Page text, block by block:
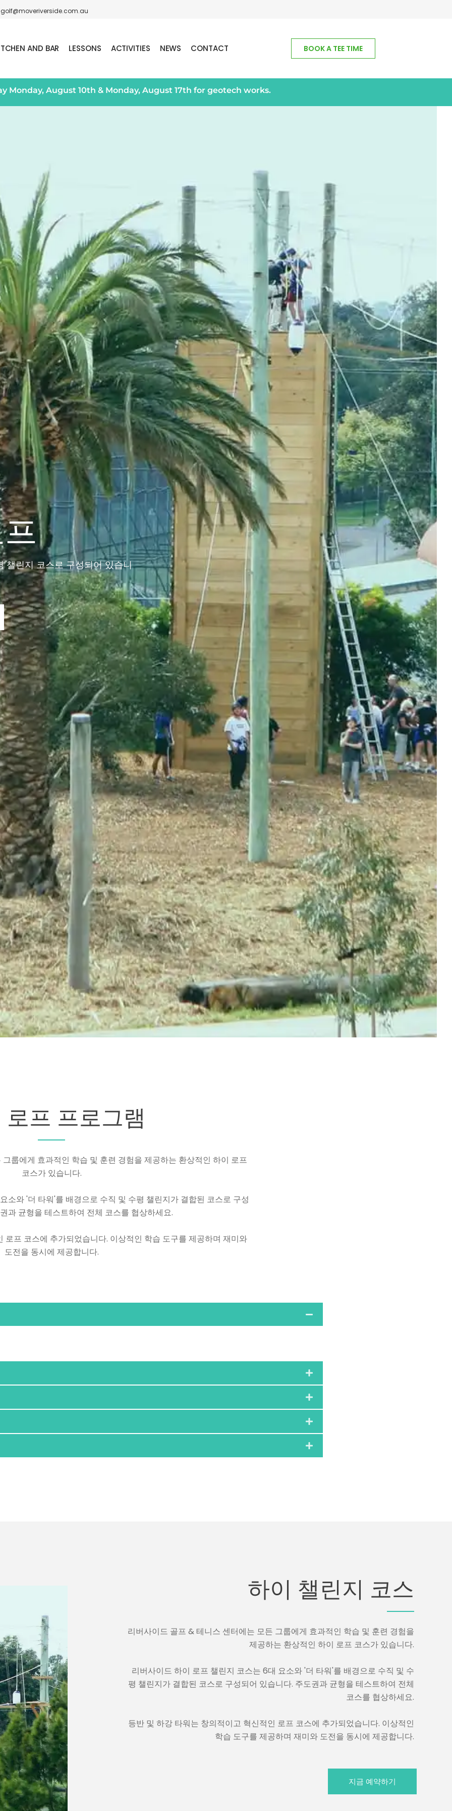
golf@moveriverside.com.au
AND BAR LESSONS ACTIVITIES NEWS CONTACT BOOK A TEE TIME
Monday, August 10th & Monday, August 17th for geotech works.
챌린지 코스로 구성되어 있습니
프 프로그램
룹에게 효과적인 학습 및 훈련 경험을 제공하는 환상적인 하이 로프
코스가 있습니다.
소와 '더 타워'를 배경으로 수직 및 수평 챌린지가 결합된 코스로 구성
과 균형을 테스트하여 전체 코스를 협상하세요.
프 코스에 추가되었습니다. 이상적인 학습 도구를 제공하며 재미와
하이 챌린지 코스
리버사이드 골프 & 테니스 센터에는 모든 그룹에게 효과적인 학습 및 훈련 경험을
제공하는 환상적인 하이 로프 코스가 있습니다.
리버사이드 하이 로프 챌린지 코스는 6대 요소와 '더 타워'를 배경으로 수직 및 수
평 챌린지가 결합된 코스로 구성되어 있습니다. 주도권과 균형을 테스트하여 전체
코스를 협상하세요.
등반 및 하강 타워는 창의적이고 혁신적인 로프 코스에 추가되었습니다. 이상적인
지금 예약하기